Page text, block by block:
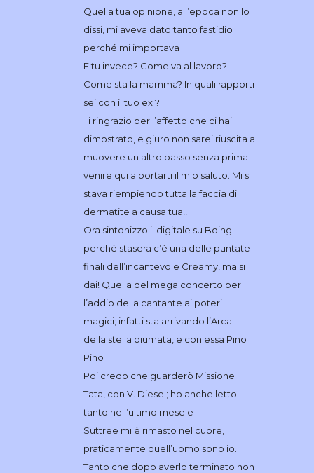
Quella tua opinione, all’epoca non lo
dissi, mi aveva dato tanto fastidio
perché mi importava
E tu invece? Come va al lavoro?
Come sta la mamma? In quali rapporti
sei con il tuo ex ?
Ti ringrazio per l’affetto che ci hai
dimostrato, e giuro non sarei riuscita a
muovere un altro passo senza prima
venire qui a portarti il mio saluto. Mi si
stava riempiendo tutta la faccia di
dermatite a causa tua!!
Ora sintonizzo il digitale su Boing
perché stasera c’è una delle puntate
finali dell’incantevole Creamy, ma si
dai! Quella del mega concerto per
l’addio della cantante ai poteri
magici; infatti sta arrivando l’Arca
della stella piumata, e con essa Pino
Pino
Poi credo che guarderò Missione
Tata, con V. Diesel; ho anche letto
tanto nell’ultimo mese e
Suttree mi è rimasto nel cuore,
praticamente quell’uomo sono io.
Tanto che dopo averlo terminato non